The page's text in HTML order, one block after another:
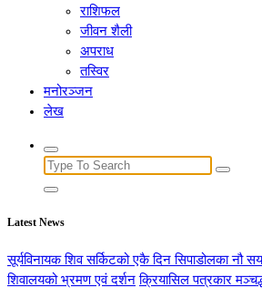
राशिफल
जीवन शैली
अपराध
तस्विर
मनोरञ्जन
लेख
Search
for:
Latest News
सूर्यविनायक शिव सर्किटको एकै दिन सिपाडोलका नौ
शिवालयको भ्रमण एवं दर्शन क्रियासिल पत्रकार